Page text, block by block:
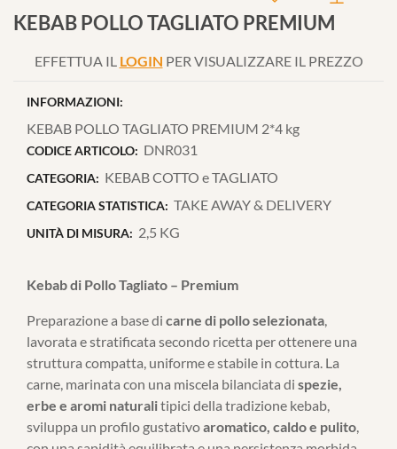
KEBAB POLLO TAGLIATO PREMIUM
EFFETTUA IL LOGIN PER VISUALIZZARE IL PREZZO
INFORMAZIONI:
KEBAB POLLO TAGLIATO PREMIUM 2*4 kg
CODICE ARTICOLO: DNR031
CATEGORIA: KEBAB COTTO e TAGLIATO
CATEGORIA STATISTICA: TAKE AWAY & DELIVERY
UNITÀ DI MISURA: 2,5 KG
Kebab di Pollo Tagliato – Premium
Preparazione a base di carne di pollo selezionata,
lavorata e stratificata secondo ricetta per ottenere una
struttura compatta, uniforme e stabile in cottura. La
carne, marinata con una miscela bilanciata di spezie,
erbe e aromi naturalitipici della tradizione kebab,
sviluppa un profilo gustativoaromatico, caldo e pulito,